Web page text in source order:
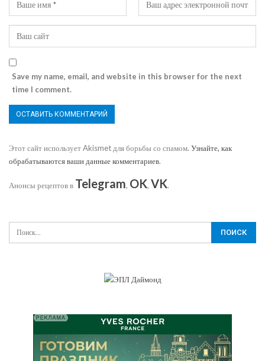
Save my name, email, and website in this browser for the next
time I comment.
Этот сайт использует Akismet для борьбы со спамом. Узнайте, как
обрабатываются ваши данные комментариев.
Анонсы рецептов в Telegram, OK, VK.